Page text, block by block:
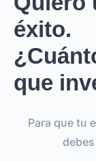
éxito.
que
Para que tu